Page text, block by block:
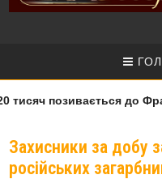
позивається до
Захисники за добу
російських